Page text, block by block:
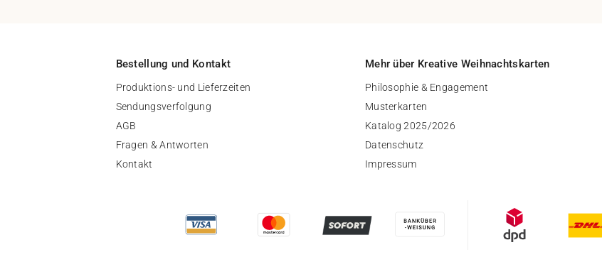
Bestellung und Kontakt
Produktions- und Lieferzeiten
Sendungsverfolgung
AGB
Fragen & Antworten
Kontakt
Mehr über Kreative Weihnachtskarten
Philosophie & Engagement
Musterkarten
Katalog 2025/2026
Datenschutz
Impressum